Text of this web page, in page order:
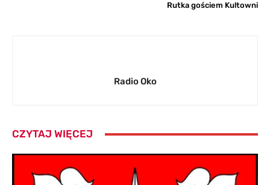
Rutka gościem Kultowni
Radio Oko
CZYTAJ WIĘCEJ